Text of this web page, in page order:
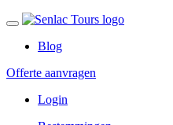
Blog
Offerte aanvragen
Login